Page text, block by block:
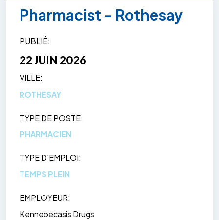
Pharmacist - Rothesay
PUBLIÉ
22 JUIN 2026
VILLE
ROTHESAY
TYPE DE POSTE
PHARMACIEN
TYPE D'EMPLOI
TEMPS PLEIN
EMPLOYEUR
Kennebecasis Drugs